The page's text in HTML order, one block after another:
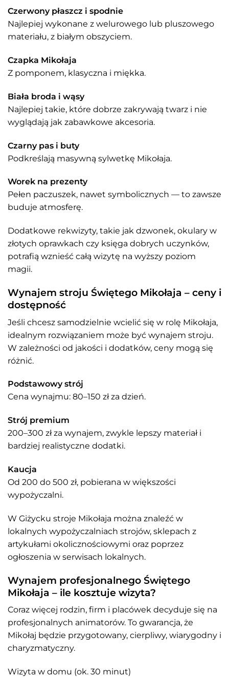
Czerwony płaszcz i spodnie
Najlepiej wykonane z welurowego lub pluszowego
materiału, z białym obszyciem.
Czapka Mikołaja
Z pomponem, klasyczna i miękka.
Biała broda i wąsy
Najlepiej takie, które dobrze zakrywają twarz i nie
wyglądają jak zabawkowe akcesoria.
Czarny pas i buty
Podkreślają masywną sylwetkę Mikołaja.
Worek na prezenty
Pełen paczuszek, nawet symbolicznych — to zawsze
buduje atmosferę.
Dodatkowe rekwizyty, takie jak dzwonek, okulary w
złotych oprawkach czy księga dobrych uczynków,
potrafią wznieść całą wizytę na wyższy poziom
magii.
Wynajem stroju Świętego Mikołaja – ceny i
dostępność
Jeśli chcesz samodzielnie wcielić się w rolę Mikołaja,
idealnym rozwiązaniem może być wynajem stroju.
W zależności od jakości i dodatków, ceny mogą się
różnić.
Podstawowy strój
Cena wynajmu: 80–150 zł za dzień.
Strój premium
200–300 zł za wynajem, zwykle lepszy materiał i
bardziej realistyczne dodatki.
Kaucja
Od 200 do 500 zł, pobierana w większości
wypożyczalni.
W Giżycku stroje Mikołaja można znaleźć w
lokalnych wypożyczalniach strojów, sklepach z
artykułami okolicznościowymi oraz poprzez
ogłoszenia w serwisach lokalnych.
Wynajem profesjonalnego Świętego
Mikołaja – ile kosztuje wizyta?
Coraz więcej rodzin, firm i placówek decyduje się na
profesjonalnych animatorów. To gwarancja, że
Mikołaj będzie przygotowany, cierpliwy, wiarygodny i
charyzmatyczny.
Wizyta w domu (ok. 30 minut)